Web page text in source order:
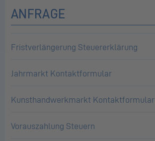
ANFRAGE
Fristverlängerung Steuererklärung
Jahrmarkt Kontaktformular
Kunsthandwerkmarkt Kontaktformular
Vorauszahlung Steuern